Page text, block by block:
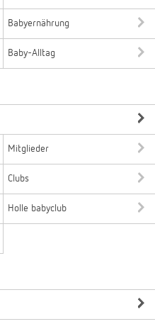
Babyernährung
Baby-Alltag
Mitglieder
Clubs
Holle babyclub